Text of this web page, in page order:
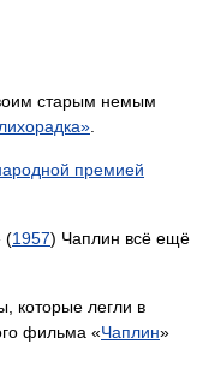
старым немым
премией
(1957) Чаплин всё ещё
которые легли в
фильма «Чаплин»